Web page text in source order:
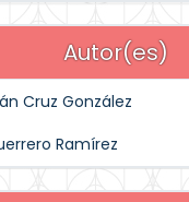
Autor(es)
Cruz González
Ramírez